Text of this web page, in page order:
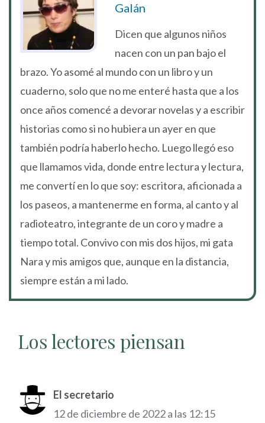
Galán
Dicen que algunos niños
nacen con un pan bajo el
brazo. Yo asomé al mundo con un libro y un
cuaderno, solo que no me enteré hasta que a los
once años comencé a devorar novelas y a escribir
historias como si no hubiera un ayer en que
también podría haberlo hecho. Luego llegó eso
que llamamos vida, donde entre lectura y lectura,
me convertí en lo que soy: escritora, aficionada a
los paseos, a mantenerme en forma, al canto y al
radioteatro, integrante de un coro y madre a
tiempo total. Convivo con mis dos hijos, mi gata
Nara y mis amigos que, aunque en la distancia,
siempre están a mi lado.
Los lectores piensan
El secretario
12 de diciembre de 2022 a las 12:15